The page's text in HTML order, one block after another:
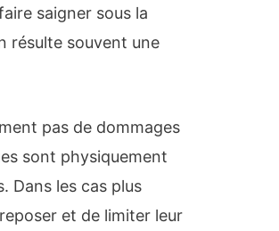
saigner sous la
résulte souvent une
pas de dommages
sont physiquement
Dans les cas plus
et de limiter leur